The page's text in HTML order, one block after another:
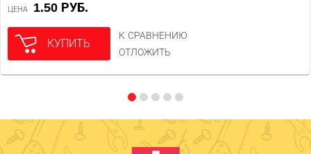
ЦЕНА 1.50 РУБ.
КУПИТЬ
К СРАВНЕНИЮ
ОТЛОЖИТЬ